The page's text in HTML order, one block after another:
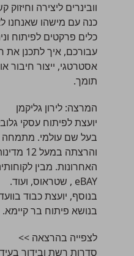
וובינרים ליצירה וחיזוק
כנה עם מישהו שאנחנו
כלים פרקטים לפיתוח
עבורכם, איך לתכנן
אסטרטגי, ייצור חיבור
תומך.
המרצה:לירון גליקמן
יועצת לפיתוח עסקי
בעל שם עולמי. מתמחה
והרצתה
האחרונות. מבין
eBAY , שטראוס, ועוד.
בנוסף, יועצת כבוד
בנושא פיתוח בר קיימא.
לצפייה בהרצאה >>
סדרות רשת ובידור